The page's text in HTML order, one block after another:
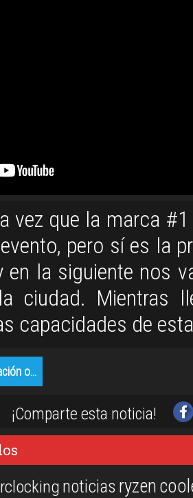
vez que la marca
pero sí es la
la siguiente nos
ciudad. Mientras
capacidades de esta
o…
¡Comparte esta noticia!
noticias ryzen